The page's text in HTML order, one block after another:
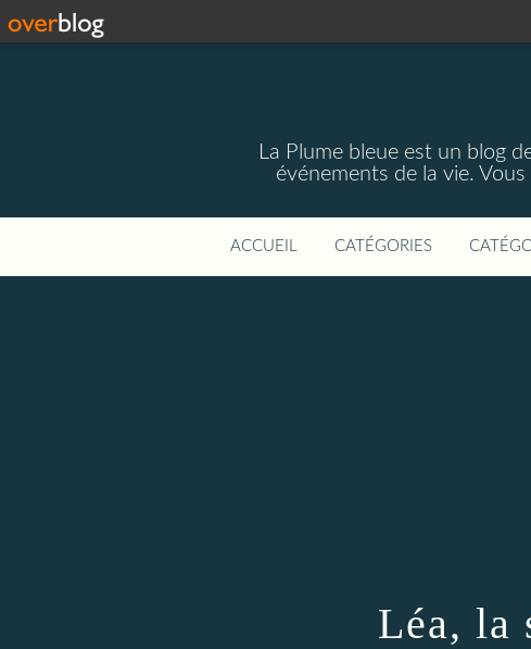
La Plume bleue est un blog
événements de la vie.
ACCUEIL CATÉGORIES
Léa, la